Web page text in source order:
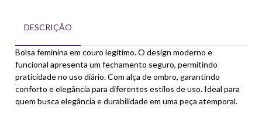
DESCRIÇÃO
Bolsa feminina em couro legítimo. O design moderno e
funcional apresenta um fechamento seguro, permitindo
praticidade no uso diário. Com alça de ombro, garantindo
conforto e elegância para diferentes estilos de uso. Ideal para
quem busca elegância e durabilidade em uma peça atemporal.